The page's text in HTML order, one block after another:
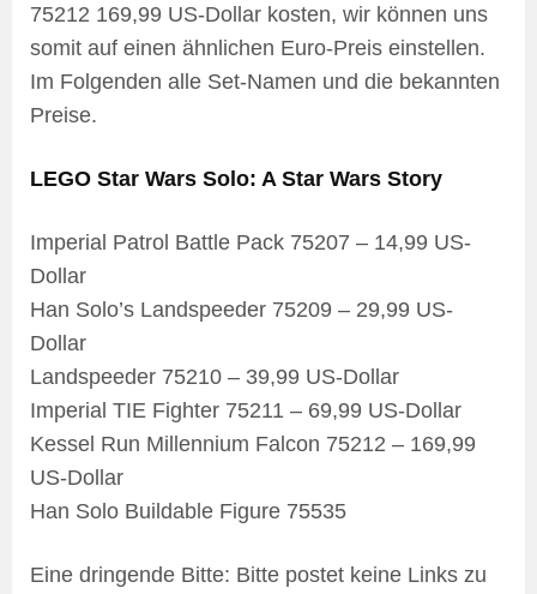
75212 169,99 US-Dollar kosten, wir können uns
somit auf einen ähnlichen Euro-Preis einstellen.
Im Folgenden alle Set-Namen und die bekannten
Preise.
LEGO Star Wars Solo: A Star Wars Story
Imperial Patrol Battle Pack 75207 – 14,99 US-
Dollar
Han Solo’s Landspeeder 75209 – 29,99 US-
Dollar
Landspeeder 75210 – 39,99 US-Dollar
Imperial TIE Fighter 75211 – 69,99 US-Dollar
Kessel Run Millennium Falcon 75212 – 169,99
US-Dollar
Han Solo Buildable Figure 75535
Eine dringende Bitte: Bitte postet keine Links zu